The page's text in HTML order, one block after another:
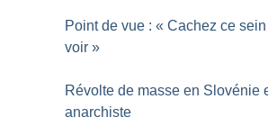
Point de vue : « Cachez ce
voir »
Révolte de masse en Slovénie
anarchiste